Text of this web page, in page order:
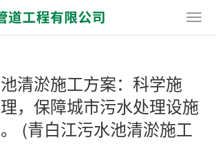
清淤施工方案：科学施
，保障城市污水处理设施
(青白江污水池清淤施工